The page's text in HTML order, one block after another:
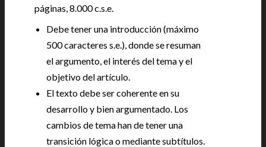
páginas, 8.000 c.s.e.
Debe tener una introducción (máximo
500 caracteres s.e.), donde se resuman
el argumento, el interés del tema y el
objetivo del artículo.
El texto debe ser coherente en su
desarrollo y bien argumentado. Los
cambios de tema han de tener una
transición lógica o mediante subtítulos.